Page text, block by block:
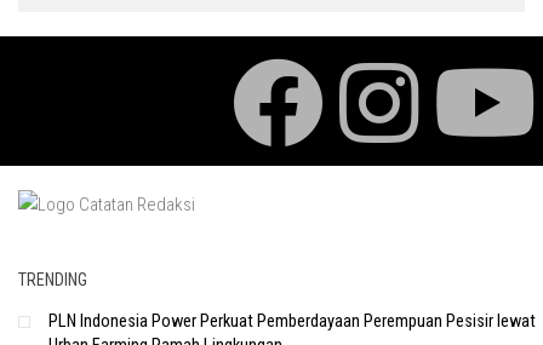
TRENDING
PLN Indonesia Power Perkuat Pemberdayaan Perempuan Pesisir lewat